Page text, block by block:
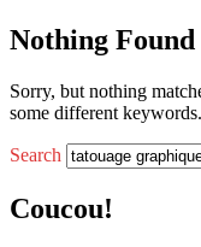
Nothing Found
Sorry, but nothing
some different keywords.
Search
Coucou!